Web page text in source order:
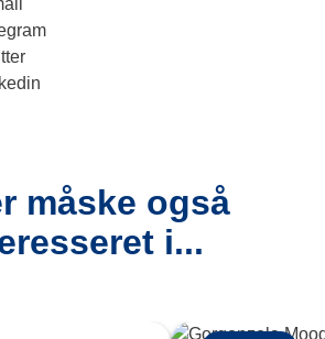
måske også
i...